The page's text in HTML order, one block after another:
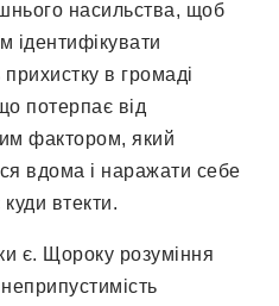
насильства, щоб
ідентифікувати
прихистку в громаді
потерпає від
фактором, який
вдома і наражати себе
втекти.
є. Щороку розуміння